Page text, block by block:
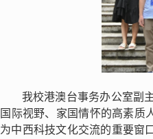
我校港澳台事务办公室副
国际视野、家国情怀的高素质
为中西科技文化交流的重要窗